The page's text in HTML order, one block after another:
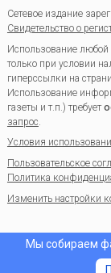
Сетевое издание
Свидетельство о
Использование
только при условии
гиперссылки на
Использование
газеты и т.п.) требует
запрос
Условия
Пользовательское
Политика
Изменить настройки
Мы собираем